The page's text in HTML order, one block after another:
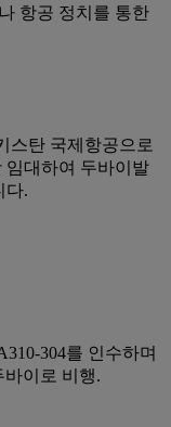
항공 정치를 통한
스탄 국제항공으로
임대하여 두바이발
다.
304를 인수하며
바이로 비행.